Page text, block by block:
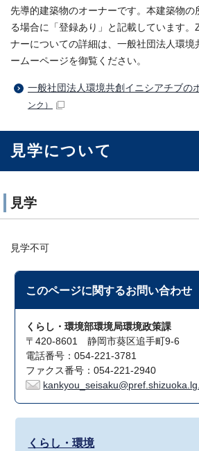
先導的建築物のオーナーです。本建築物の
る場合に「登録あり」と記載しています。
ナーについての詳細は、一般社団法人環境
ームーページを御覧ください。
一般社団法人環境共創イニシアチブの
ンク）
見学について
見学
見学不可
このページに関するお問い合わせ
くらし・環境部環境局環境政策課
〒420-8601 静岡市葵区追手町9-6
電話番号：054-221-3781
ファクス番号：054-221-2940
くらし・環境